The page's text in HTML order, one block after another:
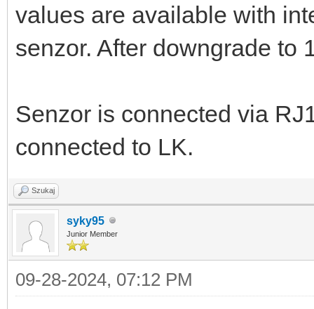
values are available with
senzor. After downgrade to
Senzor is connected via
connected to LK.
Szukaj
syky95
Junior Member
09-28-2024, 07:12 PM